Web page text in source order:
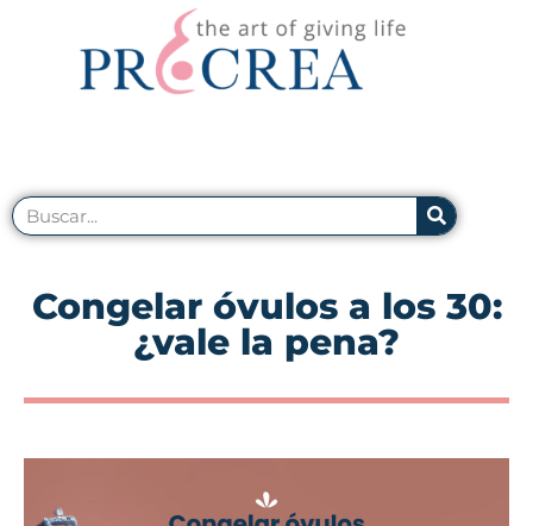
Congelar óvulos a los 30:
¿vale la pena?